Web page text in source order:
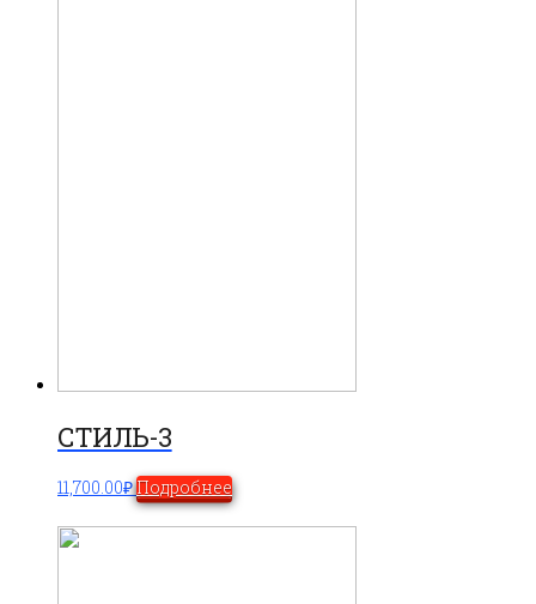
СТИЛЬ-3
11,700.00₽Подробнее